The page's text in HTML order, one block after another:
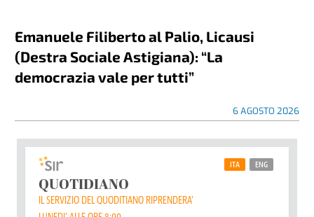
Emanuele Filiberto al Palio, Licausi
(Destra Sociale Astigiana): “La
democrazia vale per tutti”
6 AGOSTO 2026